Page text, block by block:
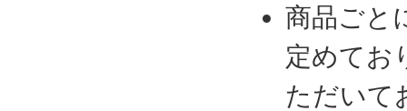
商品ごと
定めてお
ただいて